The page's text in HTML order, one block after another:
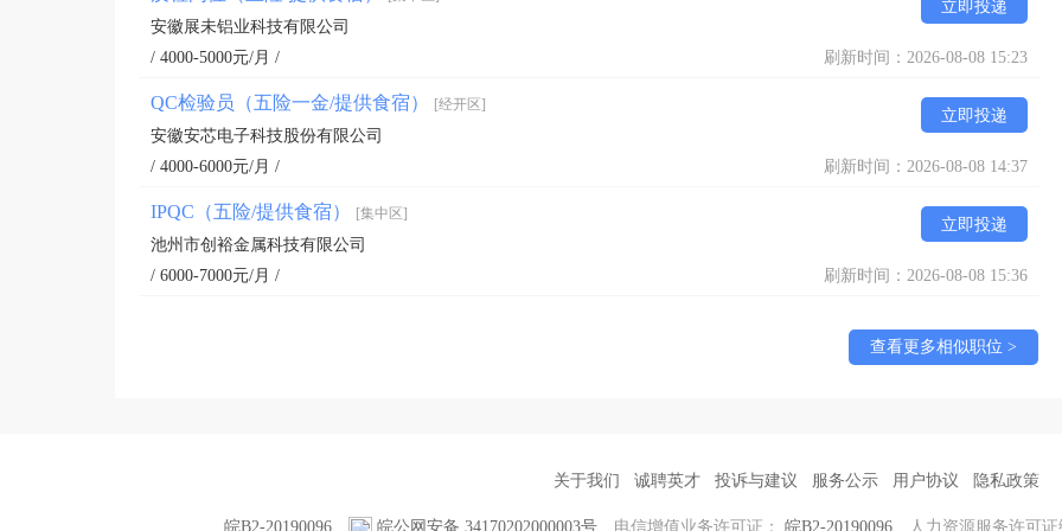
立即投递
安徽展未铝业科技有限公司
/ 4000-5000元/月 /
刷新时间：2026-08-08 15:23
QC检验员（五险一金/提供食宿） [经开区]
立即投递
安徽安芯电子科技股份有限公司
/ 4000-6000元/月 /
刷新时间：2026-08-08 14:37
IPQC（五险/提供食宿） [集中区]
立即投递
池州市创裕金属科技有限公司
/ 6000-7000元/月 /
刷新时间：2026-08-08 15:36
查看更多相似职位 >
关于我们 诚聘英才 投诉与建议 服务公示 用户协议 隐私政策
皖B2-20190096 皖公网安备 34170202000003号 电信增值业务许可证： 皖B2-20190096 人力资源服务许可证